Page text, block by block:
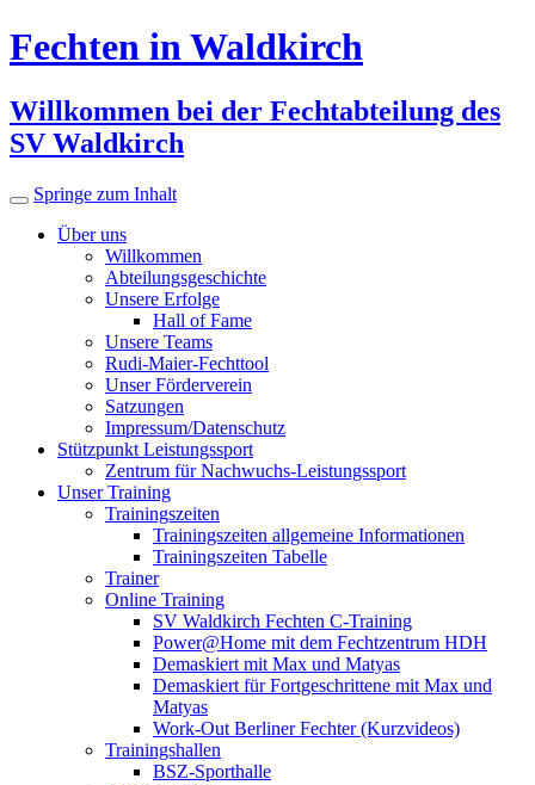
Fechten in Waldkirch
Willkommen bei der Fechtabteilung des
SV Waldkirch
Springe zum Inhalt
Über uns
Willkommen
Abteilungsgeschichte
Unsere Erfolge
Hall of Fame
Unsere Teams
Rudi-Maier-Fechttool
Unser Förderverein
Satzungen
Impressum/Datenschutz
Stützpunkt Leistungssport
Zentrum für Nachwuchs-Leistungssport
Unser Training
Trainingszeiten
Trainingszeiten allgemeine Informationen
Trainingszeiten Tabelle
Trainer
Online Training
SV Waldkirch Fechten C-Training
Power@Home mit dem Fechtzentrum HDH
Demaskiert mit Max und Matyas
Demaskiert für Fortgeschrittene mit Max und
Matyas
Work-Out Berliner Fechter (Kurzvideos)
Trainingshallen
BSZ-Sporthalle